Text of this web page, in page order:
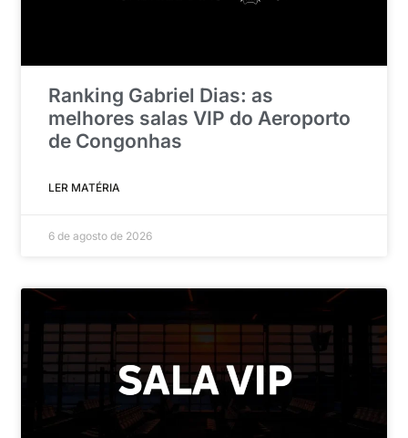
Ranking Gabriel Dias: as
melhores salas VIP do Aeroporto
de Congonhas
LER MATÉRIA
6 de agosto de 2026